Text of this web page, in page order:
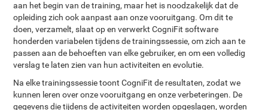
aan het begin van de training, maar het is noodzakelijk dat de
opleiding zich ook aanpast aan onze vooruitgang. Om dit te
doen, verzamelt, slaat op en verwerkt CogniFit software
honderden variabelen tijdens de trainingssessie, om zich aan te
passen aan de behoeften van elke gebruiker, en om een volledig
verslag te laten zien van hun activiteiten en evolutie.
Na elke trainingssessie toont CogniFit de resultaten, zodat we
kunnen leren over onze vooruitgang en onze verbeteringen. De
gegevens die tijdens de activiteiten worden opgeslagen, worden